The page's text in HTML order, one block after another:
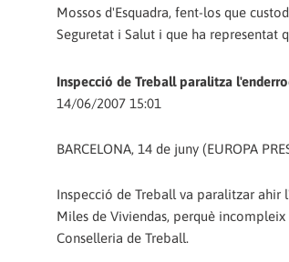
Mossos d'Esquadra, fent-los que
Seguretat i Salut i que ha representat
Inspecció de Treball paralitza
14/06/2007 15:01
BARCELONA, 14 de juny (EUROPA
Inspecció de Treball va paralitzar ahir
Miles de Viviendas, perquè
Conselleria de Treball.